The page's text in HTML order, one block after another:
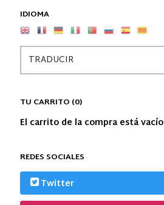
IDIOMA
TU CARRITO (0)
El carrito de la compra está vacío
REDES SOCIALES
Twitter